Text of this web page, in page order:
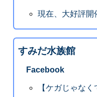
現在、大好評開
すみだ水族館
Facebook
【ケガじゃなく